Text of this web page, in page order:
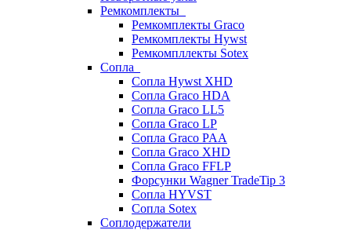
Ремкомплекты
Ремкомплекты Graco
Ремкомплекты Hywst
Ремкомпллекты Sotex
Сопла
Сопла Hywst XHD
Сопла Graco HDA
Сопла Graco LL5
Сопла Graco LP
Сопла Graco PAA
Сопла Graco XHD
Сопла Graco FFLP
Форсунки Wagner TradeTip 3
Сопла HYVST
Сопла Sotex
Соплодержатели